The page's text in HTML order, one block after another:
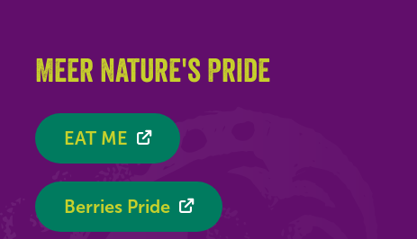
Meer Nature's Pride
EAT ME
Berries Pride